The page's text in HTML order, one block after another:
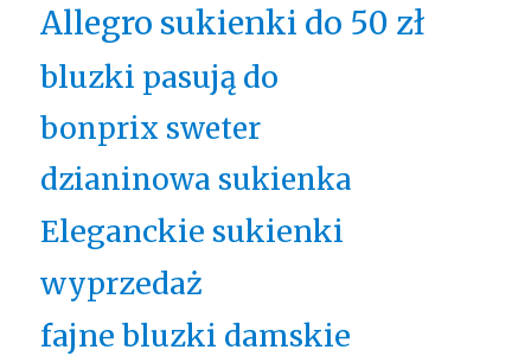
Allegro sukienki do 50 zł
bluzki pasują do
bonprix sweter
dzianinowa sukienka
Eleganckie sukienki
wyprzedaż
fajne bluzki damskie